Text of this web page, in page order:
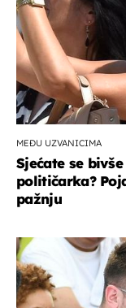
MEĐU UZVANICIMA
Sjećate se
političarka?
pažnju